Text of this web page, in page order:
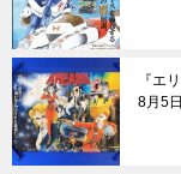
『エ
8月5